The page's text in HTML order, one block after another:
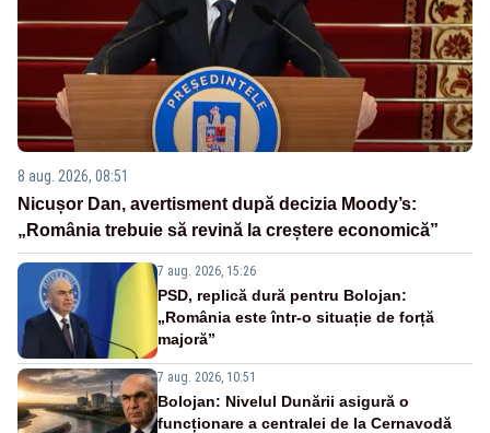
8 aug. 2026, 08:51
Nicușor Dan, avertisment după decizia Moody’s:
„România trebuie să revină la creștere economică”
7 aug. 2026, 15:26
PSD, replică dură pentru Bolojan:
„România este într-o situație de forță
majoră”
7 aug. 2026, 10:51
Bolojan: Nivelul Dunării asigură o
funcționare a centralei de la Cernavodă